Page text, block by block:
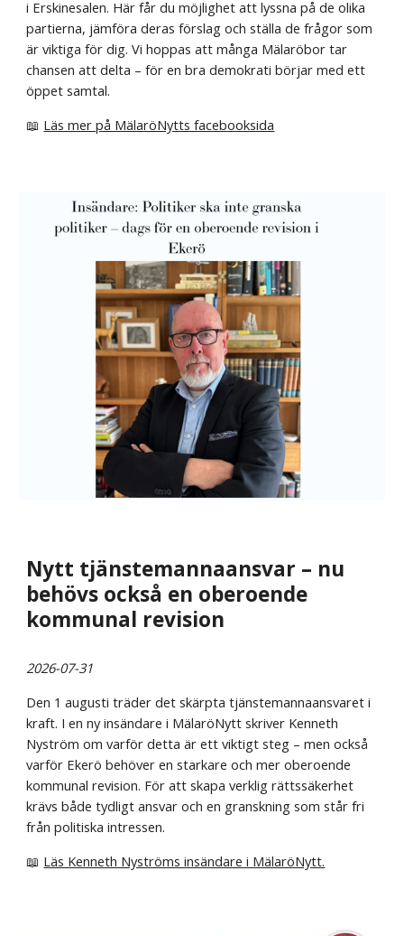
i Erskinesalen. Här får du möjlighet att lyssna på de olika
partierna, jämföra deras förslag och ställa de frågor som
är viktiga för dig. Vi hoppas att många Mälaröbor tar
chansen att delta – för en bra demokrati börjar med ett
öppet samtal.
📖 Läs mer på MälaröNytts facebooksida
Nytt tjänstemannaansvar – nu
behövs också en oberoende
kommunal revision
2026-07-31
Den 1 augusti träder det skärpta tjänstemannaansvaret i
kraft. I en ny insändare i MälaröNytt skriver Kenneth
Nyström om varför detta är ett viktigt steg – men också
varför Ekerö behöver en starkare och mer oberoende
kommunal revision. För att skapa verklig rättssäkerhet
krävs både tydligt ansvar och en granskning som står fri
från politiska intressen.
📖 Läs Kenneth Nyströms insändare i MälaröNytt.